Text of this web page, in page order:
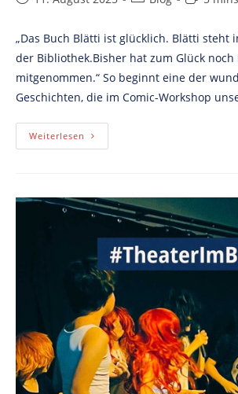
„Das Buch Blätti ist glücklich. Blätti steht
der Bibliothek.Bisher hat zum Glück
mitgenommen.“ So beginnt eine der
Geschichten, die im Comic-Workshop
Weiterlesen Vom
Buch
Wochen
Action
Verstehbahnhof